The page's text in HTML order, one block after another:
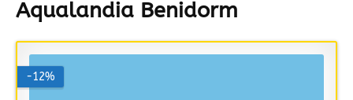
Aqualandia Benidorm
-12%